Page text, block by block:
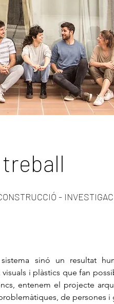
-
sinó un resultat
i plàstics que fan
entenem el projecte
de persones i